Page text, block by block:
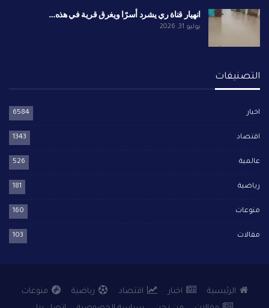
انهيار قناة ري يشرد أسرًا ويغرق قرية في هذه…
يوليو 31, 2026
التصنيفات
اخبار 6584
اقتصاد 1343
عالمية 526
رياضية 181
منوعات 160
مقالات 103
الرئيسية اخبار اقتصاد رياضية
منوعات